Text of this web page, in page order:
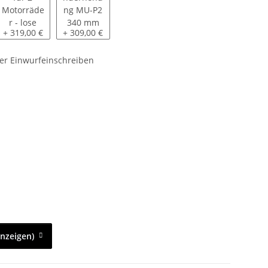
o. Rasentraktor - lose beigelegt
Paket M für 2 Motorräder - lose beigelegt
+ 319,00 € Bordwanderhöhung MU-P2 340 mm
+ 309,00 €
Einwurfeinschreiben